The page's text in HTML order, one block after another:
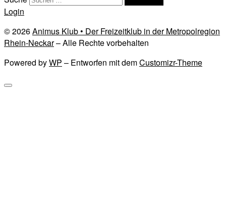
Login
© 2026Animus Klub • Der Freizeitklub in der Metropolregion
Rhein-Neckar– Alle Rechte vorbehalten
Powered byWP – Entworfen mit demCustomizr-Theme